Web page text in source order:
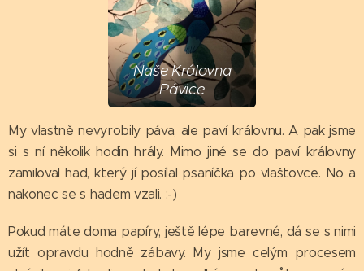
Naše Královna
Pávice
My vlastně nevyrobily páva, ale paví královnu. A pak jsme
si s ní několik hodin hrály. Mimo jiné se do paví královny
zamiloval had, který jí posílal psaníčka po vlaštovce. No a
nakonec se s hadem vzali. :-)
Pokud máte doma papíry, ještě lépe barevné, dá se s nimi
užít opravdu hodně zábavy. My jsme celým procesem